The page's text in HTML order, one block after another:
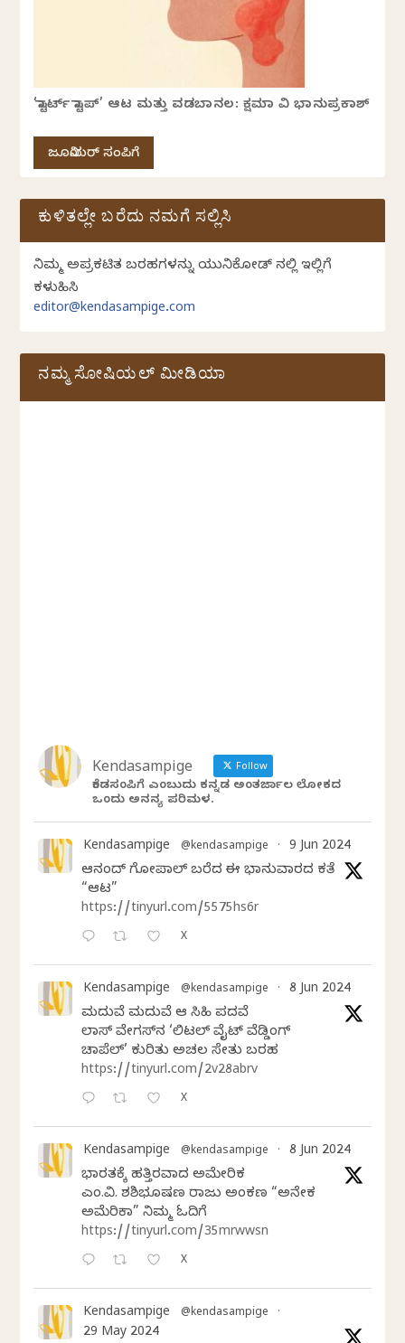
‘ಸ್ಟಾರ್ಟ್ ಸ್ಟಾಪ್’ ಆಟ ಮತ್ತು ವಡಬಾನಲ: ಕ್ಷಮಾ ವಿ ಭಾನುಪ್ರಕಾಶ್
ಜೂನಿಯರ್ ಸಂಪಿಗೆ
ಕುಳಿತಲ್ಲೇ ಬರೆದು ನಮಗೆ ಸಲ್ಲಿಸಿ
ನಿಮ್ಮ ಅಪ್ರಕಟಿತ ಬರಹಗಳನ್ನು ಯುನಿಕೋಡ್ ನಲ್ಲಿ ಇಲ್ಲಿಗೆ
ಕಳುಹಿಸಿ
editor@kendasampige.com
ನಮ್ಮ ಸೋಷಿಯಲ್‌ ಮೀಡಿಯಾ
Kendasampige Follow
ಕೆಂಡಸಂಪಿಗೆ ಎಂಬುದು ಕನ್ನಡ ಅಂತರ್ಜಾಲ ಲೋಕದ
ಒಂದು ಅನನ್ಯ ಪರಿಮಳ.
Kendasampige @kendasampige · 9 Jun 2024
ಆನಂದ್‌ ಗೋಪಾಲ್‌ ಬರೆದ ಈ ಭಾನುವಾರದ ಕತೆ
“ಆಟ”
https://tinyurl.com/5575hs6r
X
Kendasampige @kendasampige · 8 Jun 2024
ಮದುವೆ ಮದುವೆ ಆ ಸಿಹಿ ಪದವೆ
ಲಾಸ್‌ ವೇಗಸ್‌ನ ‘ಲಿಟಲ್ ವೈಟ್ ವೆಡ್ಡಿಂಗ್
ಚಾಪೆಲ್’ ಕುರಿತು ಅಚಲ ಸೇತು ಬರಹ
https://tinyurl.com/2v28abrv
X
Kendasampige @kendasampige · 8 Jun 2024
ಭಾರತಕ್ಕೆ ಹತ್ತಿರವಾದ ಅಮೇರಿಕ
ಎಂ.ವಿ. ಶಶಿಭೂಷಣ ರಾಜು ಅಂಕಣ “ಅನೇಕ
ಅಮೆರಿಕಾ” ನಿಮ್ಮ ಓದಿಗೆ
https://tinyurl.com/35mrwwsn
X
Kendasampige @kendasampige ·
29 May 2024